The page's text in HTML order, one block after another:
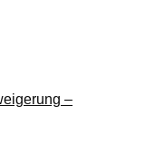
–